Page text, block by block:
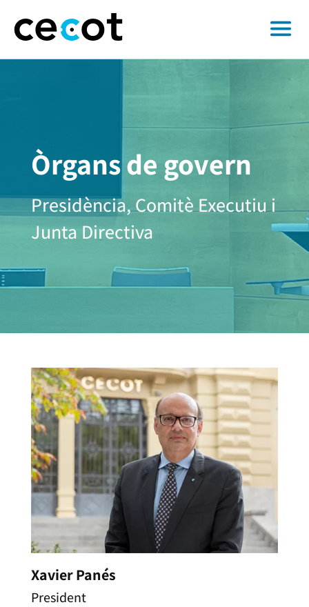
Òrgans de govern
Presidència, Comitè Executiu i
Junta Directiva
Xavier Panés
President